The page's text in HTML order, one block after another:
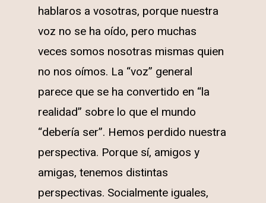
hablaros a vosotras, porque nuestra
voz no se ha oído, pero muchas
veces somos nosotras mismas quien
no nos oímos. La “voz” general
parece que se ha convertido en “la
realidad” sobre lo que el mundo
“debería ser”. Hemos perdido nuestra
perspectiva. Porque sí, amigos y
amigas, tenemos distintas
perspectivas. Socialmente iguales,